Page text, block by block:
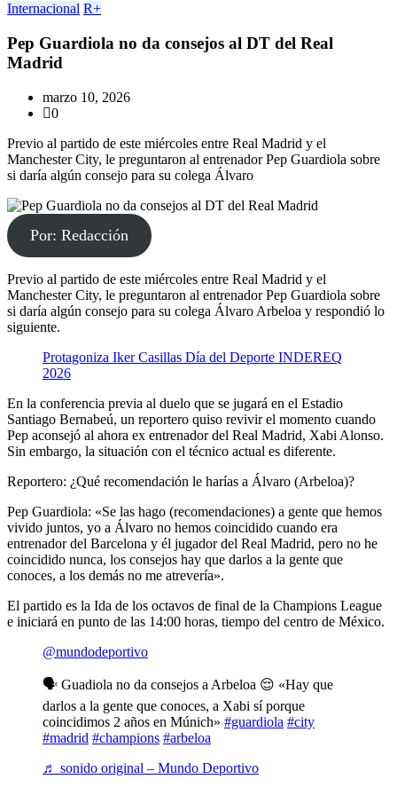
Internacional R+
Pep Guardiola no da consejos al DT del Real
Madrid
marzo 10, 2026
0
Previo al partido de este miércoles entre Real Madrid y el
Manchester City, le preguntaron al entrenador Pep Guardiola sobre
si daría algún consejo para su colega Álvaro
Por: Redacción
Previo al partido de este miércoles entre Real Madrid y el
Manchester City, le preguntaron al entrenador Pep Guardiola sobre
si daría algún consejo para su colega Álvaro Arbeloa y respondió lo
siguiente.
Protagoniza Iker Casillas Día del Deporte INDEREQ
2026
En la conferencia previa al duelo que se jugará en el Estadio
Santiago Bernabeú, un reportero quiso revivir el momento cuando
Pep aconsejó al ahora ex entrenador del Real Madrid, Xabi Alonso.
Sin embargo, la situación con el técnico actual es diferente.
Reportero: ¿Qué recomendación le harías a Álvaro (Arbeloa)?
Pep Guardiola: «Se las hago (recomendaciones) a gente que hemos
vivido juntos, yo a Álvaro no hemos coincidido cuando era
entrenador del Barcelona y él jugador del Real Madrid, pero no he
coincidido nunca, los consejos hay que darlos a la gente que
conoces, a los demás no me atrevería».
El partido es la Ida de los octavos de final de la Champions League
e iniciará en punto de las 14:00 horas, tiempo del centro de México.
@mundodeportivo
🗣️ Guadiola no da consejos a Arbeloa 😌 «Hay que
darlos a la gente que conoces, a Xabi sí porque
coincidimos 2 años en Múnich» #guardiola #city
#madrid #champions #arbeloa
♬ sonido original – Mundo Deportivo